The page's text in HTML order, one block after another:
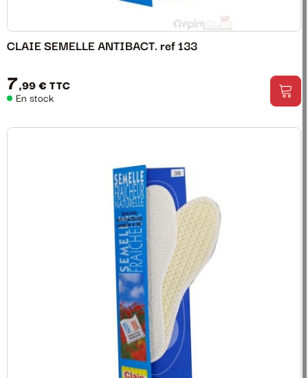
CLAIE SEMELLE ANTIBACT. ref 133
7,99 € TTC
En stock